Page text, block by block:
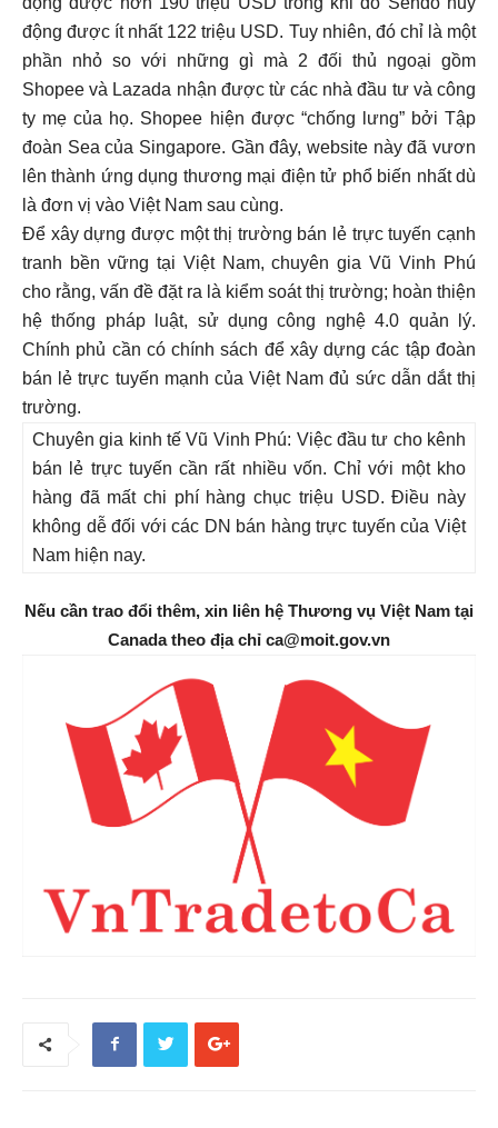
động được ít nhất 122 triệu USD. Tuy nhiên, đó chỉ là một
phần nhỏ so với những gì mà 2 đối thủ ngoại gồm
Shopee và Lazada nhận được từ các nhà đầu tư và công
ty mẹ của họ. Shopee hiện được “chống lưng” bởi Tập
đoàn Sea của Singapore. Gần đây, website này đã vươn
lên thành ứng dụng thương mại điện tử phổ biến nhất dù
là đơn vị vào Việt Nam sau cùng.
Để xây dựng được một thị trường bán lẻ trực tuyến cạnh
tranh bền vững tại Việt Nam, chuyên gia Vũ Vinh Phú
cho rằng, vấn đề đặt ra là kiểm soát thị trường; hoàn thiện
hệ thống pháp luật, sử dụng công nghệ 4.0 quản lý.
Chính phủ cần có chính sách để xây dựng các tập đoàn
bán lẻ trực tuyến mạnh của Việt Nam đủ sức dẫn dắt thị
trường.
Chuyên gia kinh tế Vũ Vinh Phú: Việc đầu tư cho kênh
bán lẻ trực tuyến cần rất nhiều vốn. Chỉ với một kho
hàng đã mất chi phí hàng chục triệu USD. Điều này
không dễ đối với các DN bán hàng trực tuyến của Việt
Nam hiện nay.
Nếu cần trao đổi thêm, xin liên hệ Thương vụ Việt Nam tại
Canada theo địa chỉ ca@moit.gov.vn